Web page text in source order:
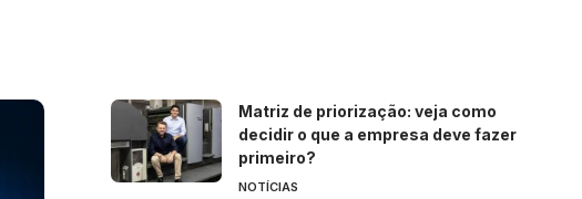
Matriz de priorização: veja como
decidir o que a empresa deve fazer
primeiro?
NOTÍCIAS